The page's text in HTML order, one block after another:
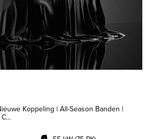
Koppeling | All-Season Banden |